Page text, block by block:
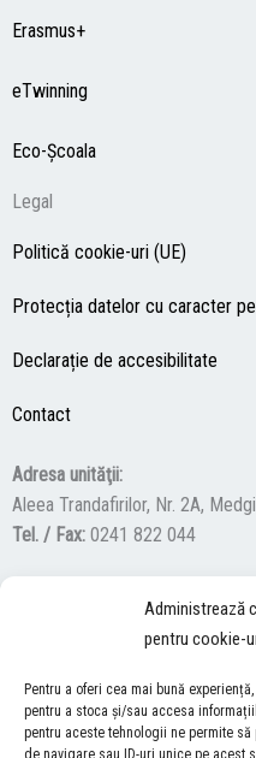
Administrează
pentru cookie-
Pentru a oferi cea mai bună
pentru a stoca și/sau accesa
pentru aceste tehnologii ne permite să
de navigare sau ID-uri unice pe acest
Erasmus+
eTwinning
Eco-Şcoala
Legal
Politică cookie-uri (UE)
Protecția datelor cu caracter
Declarație de accesibilitate
Contact
Adresa unităţii:
Aleea Trandafirilor, Nr. 2A,
Tel. / Fax: 0241 822 044
F
a
c
e
b
ACCES NEVĂZĂTORI